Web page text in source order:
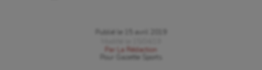
Publié le
15 avril 2019
Par
La Rédaction
Gazette Sports